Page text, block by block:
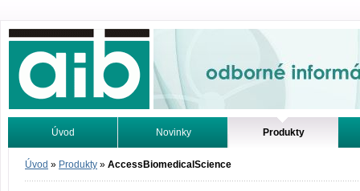
Odborné informácie. Online.
Úvod Novinky Produkty
Vyhľadávanie Tutoriály
Úvod » Produkty » AccessBiomedicalScience